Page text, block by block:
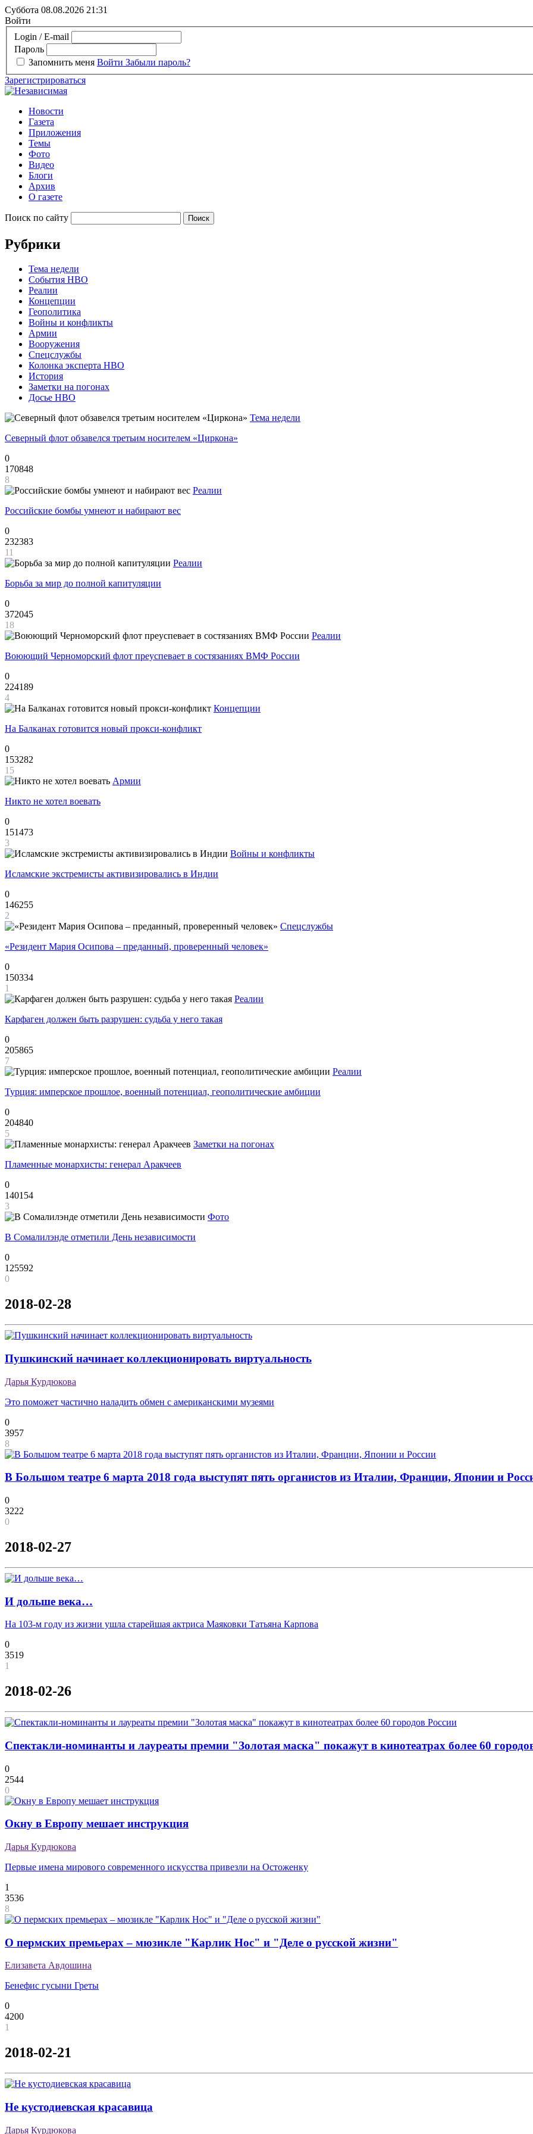
Суббота 08.08.2026 21:31
Войти
Login / E-mail
Пароль
Запомнить меня Войти Забыли пароль?
Зарегистрироваться
Новости
Газета
Приложения
Темы
Фото
Видео
Блоги
Архив
О газете
Поиск по сайту
Рубрики
Тема недели
События НВО
Реалии
Концепции
Геополитика
Войны и конфликты
Армии
Вооружения
Спецслужбы
Колонка эксперта НВО
История
Заметки на погонах
Досье НВО
Тема недели
Северный флот обзавелся третьим носителем «Циркона»
0
170848
8
Реалии
Российские бомбы умнеют и набирают вес
0
232383
11
Реалии
Борьба за мир до полной капитуляции
0
372045
18
Реалии
Воюющий Черноморский флот преуспевает в состязаниях ВМФ России
0
224189
4
Концепции
На Балканах готовится новый прокси-конфликт
0
153282
15
Армии
Никто не хотел воевать
0
151473
3
Войны и конфликты
Исламские экстремисты активизировались в Индии
0
146255
2
Спецслужбы
«Резидент Мария Осипова – преданный, проверенный человек»
0
150334
1
Реалии
Карфаген должен быть разрушен: судьба у него такая
0
205865
7
Реалии
Турция: имперское прошлое, военный потенциал, геополитические амбиции
0
204840
5
Заметки на погонах
Пламенные монархисты: генерал Аракчеев
0
140154
3
Фото
В Сомалилэнде отметили День независимости
0
125592
0
2018-02-28
Пушкинский начинает коллекционировать виртуальность
Дарья Курдюкова
Это поможет частично наладить обмен с американскими музеями
0
3957
8
В Большом театре 6 марта 2018 года выступят пять органистов из Италии, Франции, Японии и
0
3222
0
2018-02-27
И дольше века…
На 103-м году из жизни ушла старейшая актриса Маяковки Татьяна Карпова
0
3519
1
2018-02-26
Спектакли-номинанты и лауреаты премии "Золотая маска" покажут в кинотеатрах более 60
0
2544
0
Окну в Европу мешает инструкция
Дарья Курдюкова
Первые имена мирового современного искусства привезли на Остоженку
1
3536
8
О пермских премьерах – мюзикле "Карлик Нос" и "Деле о русской жизни"
Елизавета Авдошина
Бенефис гусыни Греты
0
4200
1
2018-02-21
Не кустодиевская красавица
Дарья Курдюкова